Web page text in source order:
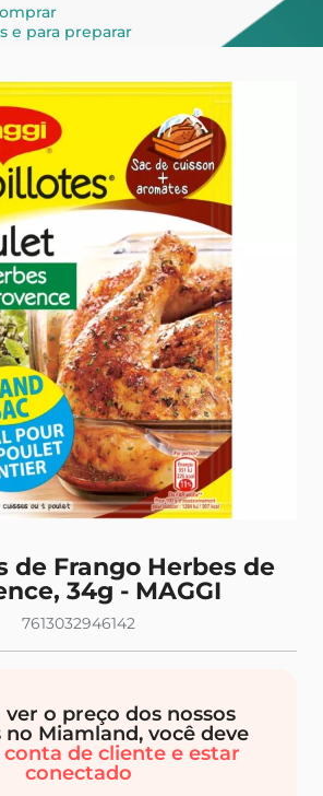
e para preparar
de Frango Herbes de
34g - MAGGI
7613032946142
ver o preço dos nossos
Miamland, você deve
de cliente e estar
conectado